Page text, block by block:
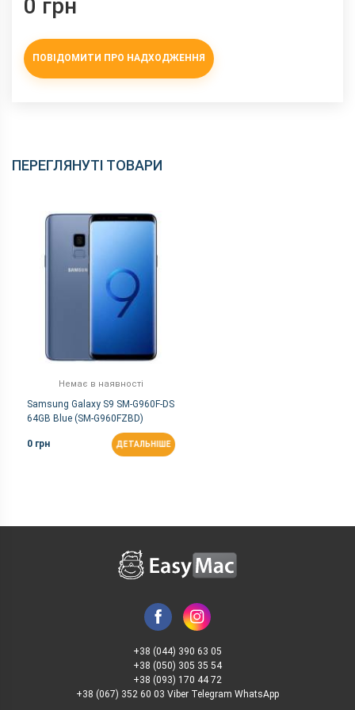
0 грн
ПОВІДОМИТИ ПРО НАДХОДЖЕННЯ
ПЕРЕГЛЯНУТІ ТОВАРИ
Немає в наявності
Samsung Galaxy S9 SM-G960F-DS
64GB Blue (SM-G960FZBD)
0 грн ДЕТАЛЬНІШЕ
+38 (044) 390 63 05
+38 (050) 305 35 54
+38 (093) 170 44 72
+38 (067) 352 60 03 Viber Telegram WhatsApp